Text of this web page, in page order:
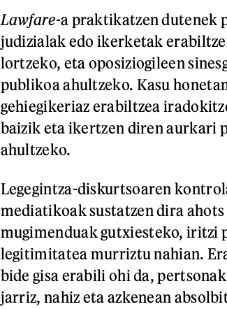
Lawfare-a praktikatzen dutenek
judizialak edo ikerketak
lortzeko, eta oposiziogileen
publikoa ahultzeko. Kasu
gehiegikeriaz erabiltzea
baizik eta ikertzen diren aurkari
ahultzeko.
Legegintza-diskurtsoaren
mediatikoak sustatzen dira
mugimenduak gutxiesteko, iritzi
legitimitatea murriztu nahian.
bide gisa erabili ohi da,
jarriz, nahiz eta azkenean